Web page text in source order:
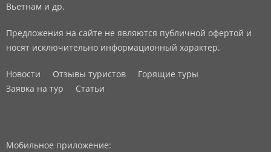
Вьетнам и др.
Предложения на сайте не являются публичной офертой и
носят исключительно информационный характер.
Новости Отзывы туристов
Горящие туры
Заявка на тур
Статьи
Мобильное приложение: